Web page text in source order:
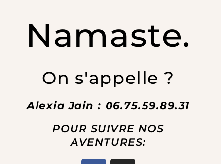
Namaste.
On s'appelle ?
Alexia Jain : 06.75.59.89.31
POUR SUIVRE NOS
AVENTURES: